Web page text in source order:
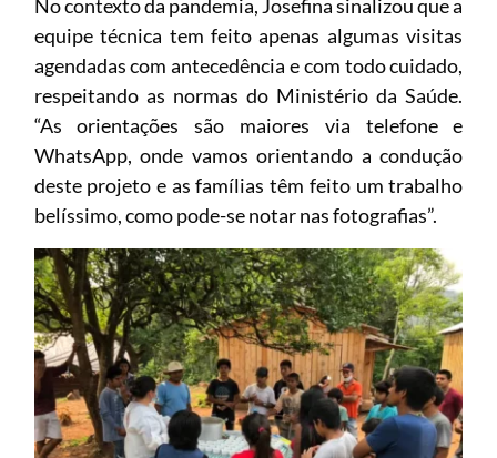
No contexto da pandemia, Josefina sinalizou que a
equipe técnica tem feito apenas algumas visitas
agendadas com antecedência e com todo cuidado,
respeitando as normas do Ministério da Saúde.
“As orientações são maiores via telefone e
WhatsApp, onde vamos orientando a condução
deste projeto e as famílias têm feito um trabalho
belíssimo, como pode-se notar nas fotografias”.